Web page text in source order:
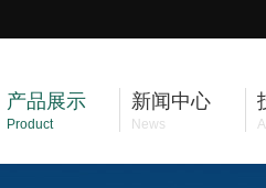
产品展示
Product
新闻中心
News